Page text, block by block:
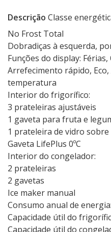
Descrição Classe
No Frost Total
Dobradiças à esquerda,
Funções do display:
Arrefecimento rápido,
temperatura
Interior do frigorífico:
3 prateleiras ajustáveis
1 gaveta para fruta e
1 prateleira de vidro
Gaveta LifePlus 0ºC
Interior do congelador:
2 prateleiras
2 gavetas
Ice maker manual
Consumo anual de
Capacidade útil do
Capacidade útil do